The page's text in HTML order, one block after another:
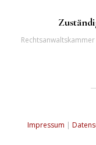
Impressum |